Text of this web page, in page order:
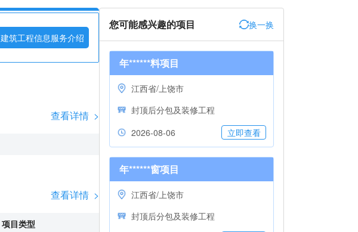
建筑工程信息服务介绍
查看详情 >
查看详情 >
项目类型
您可能感兴趣的项目 换一换
年******料项目
江西省/上饶市
封顶后分包及装修工程
2026-08-06
立即查看
年******窗项目
江西省/上饶市
封顶后分包及装修工程